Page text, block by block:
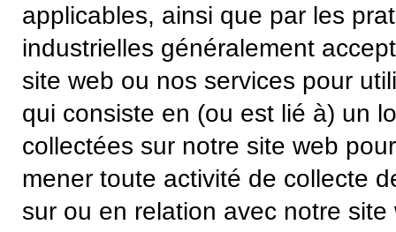
applicables, ainsi que par les
industrielles généralement
site web ou nos services pour
qui consiste en (ou est lié à) un
collectées sur notre site web
mener toute activité de collecte
sur ou en relation avec notre site